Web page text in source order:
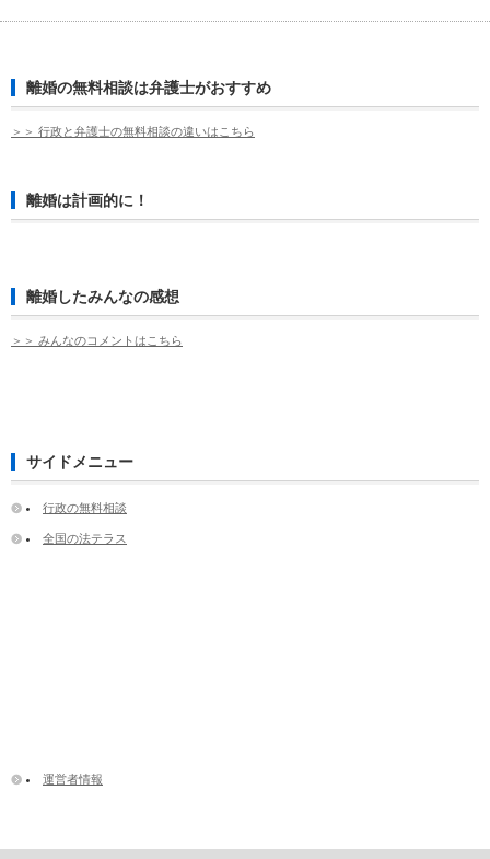
離婚の無料相談は弁護士がおすすめ
＞＞ 行政と弁護士の無料相談の違いはこちら
離婚は計画的に！
離婚したみんなの感想
＞＞ みんなのコメントはこちら
サイドメニュー
行政の無料相談
全国の法テラス
運営者情報